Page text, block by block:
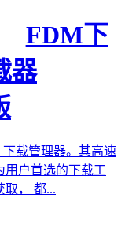
FDM下
器
载管理器。其高速
用户首选的下载工
取， 都...